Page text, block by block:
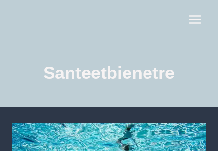
Santeetbienetre